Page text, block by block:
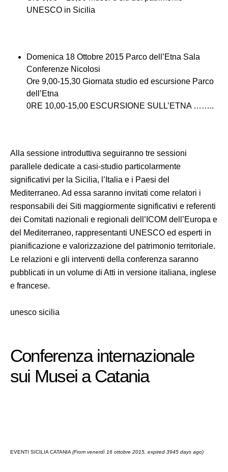
UNESCO in Sicilia
Domenica 18 Ottobre 2015 Parco dell’Etna Sala
Conferenze Nicolosi
Ore 9,00-15,30 Giornata studio ed escursione Parco
dell’Etna
0RE 10,00-15,00 ESCURSIONE SULL’ETNA ……..
Alla sessione introduttiva seguiranno tre sessioni
parallele dedicate a casi-studio particolarmente
significativi per la Sicilia, l’Italia e i Paesi del
Mediterraneo. Ad essa saranno invitati come relatori i
responsabili dei Siti maggiormente significativi e referenti
dei Comitati nazionali e regionali dell’ICOM dell’Europa e
del Mediterraneo, rappresentanti UNESCO ed esperti in
pianificazione e valorizzazione del patrimonio territoriale.
Le relazioni e gli interventi della conferenza saranno
pubblicati in un volume di Atti in versione italiana, inglese
e francese.
unesco sicilia
Conferenza internazionale
sui Musei a Catania
EVENTI SICILIA CATANIA (From venerdì 16 ottobre 2015, expired 3945 days ago)